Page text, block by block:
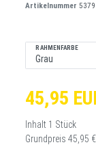
Artikelnummer5379
RAHMENFARBE
45,95
Inhalt 1 Stück
Grundpreis45,95